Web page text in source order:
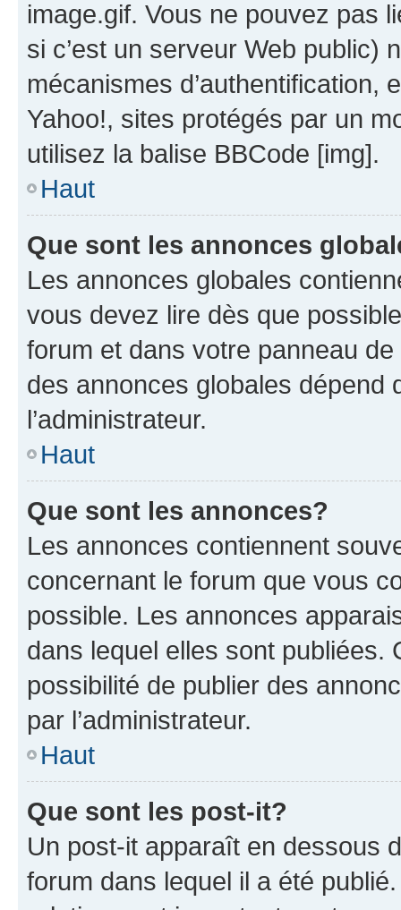
image.gif. Vous ne pouvez pas
si c’est un serveur Web public)
mécanismes d’authentification,
Yahoo!, sites protégés par un
utilisez la balise BBCode [img].
Haut
Que sont les annonces
Les annonces globales
vous devez lire dès que
forum et dans votre panneau
des annonces globales dépend
l’administrateur.
Haut
Que sont les annonces?
Les annonces contiennent
concernant le forum que vous
possible. Les annonces
dans lequel elles sont publiées.
possibilité de publier des
par l’administrateur.
Haut
Que sont les post-it?
Un post-it apparaît en dessous
forum dans lequel il a été